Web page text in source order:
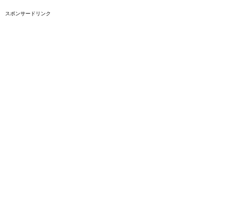
スポンサードリンク